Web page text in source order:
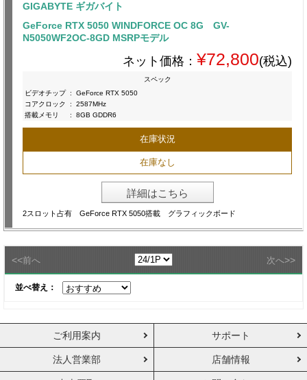
GIGABYTE ギガバイト
GeForce RTX 5050 WINDFORCE OC 8G GV-
N5050WF2OC-8GD MSRPモデル
ネット価格： ¥72,800(税込)
スペック
ビデオチップ :
GeForce RTX 5050
コアクロック
:
2587MHz
搭載メモリ
: 8GB GDDR6
在庫状況
在庫なし
詳細はこちら
2スロット占有 GeForce RTX 5050搭載 グラフィックボード
<<前へ 次へ>>
並べ替え：
ご利用案内 サポート
法人営業部 店舗情報